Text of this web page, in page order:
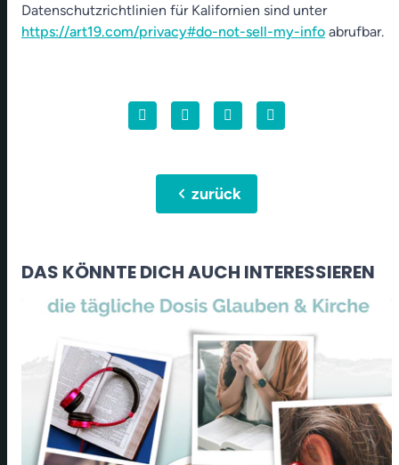
Datenschutzrichtlinien für Kalifornien sind unter
https://art19.com/privacy#do-not-sell-my-info abrufbar.
chevron_leftzurück
DAS KÖNNTE DICH AUCH INTERESSIEREN